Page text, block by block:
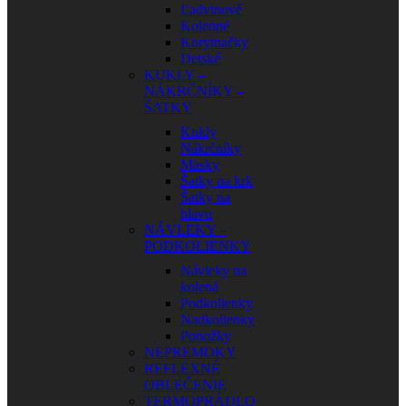
Ľadvinové
Kolenné
Korytnačky
Detské
KUKLY –
NÁKRČNÍKY –
ŠATKY
Kukly
Nákrčníky
Masky
Šatky na krk
Šatky na
hlavu
NÁVLEKY –
PODKOLIENKY
Návleky na
kolená
Podkolienky
Nadkolienky
Ponožky
NEPREMOKY
REFLEXNÉ
OBLEČENIE
TERMOPRÁDLO